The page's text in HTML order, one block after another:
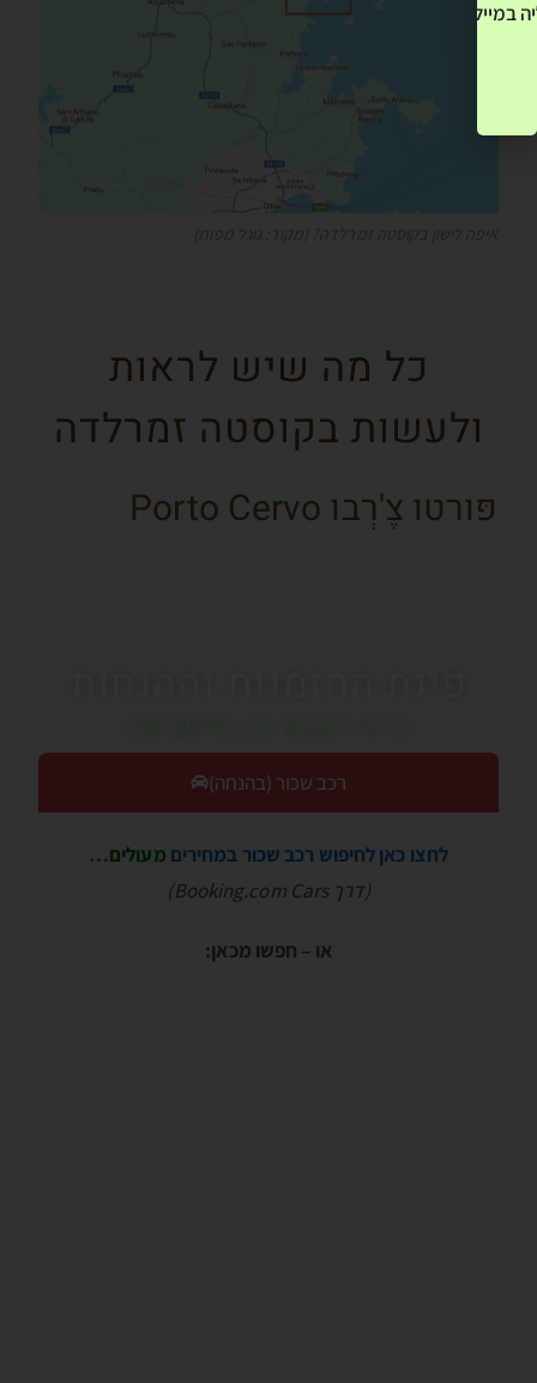
כל מה שיש לראות
ולעשות בקוסטה זמרלדה
פּורטו צֶ'רְבו Porto Cervo
רכב שכור (בהנחה)
לחצו כאן לחיפוש רכב שכור במחירים מעולים…
(דרך Booking.com Cars)
או – חפשו מכאן:
במייל שלך! »